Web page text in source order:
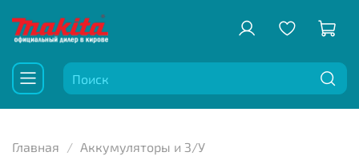
Главная Аккумуляторы и З/У